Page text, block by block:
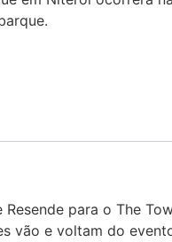
para o The
vão e voltam do